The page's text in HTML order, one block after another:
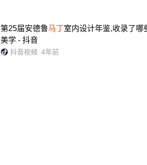
第25届安德鲁马丁 室内设计年鉴,收录了
美学 - 抖音
抖音视频 4年前